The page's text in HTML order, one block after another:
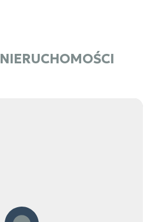
NIERUCHOMOŚCI